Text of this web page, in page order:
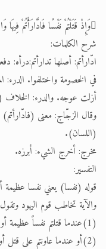
وَإِذْ قَتَلْتُمْ نَفْسًا فَادَّارَأْتُمْ فِيهَا وَاللَّهُ مُخْرِجٌ مَا كُنتُمْ تَكْتُمُونَ (73)
شرح الكلمات:
ادّارأتم: أصلها تدارأتم:درأه:
في الخصومة واختلفوا. الدرء:
أزلت عوجه. والدرء:
وقال الزجّاج: معنى
(اللسان).
مخرج: أخرج الشيء: أبرزه.
التفسير:
قوله (نفسا) يعني نفسا عظيمة
والآية تخاطب قوم اليهود
(1)عندما قتلتم نفساً عظيمة أو أردتم قتلها.
(2)أو عندما عاونتم على